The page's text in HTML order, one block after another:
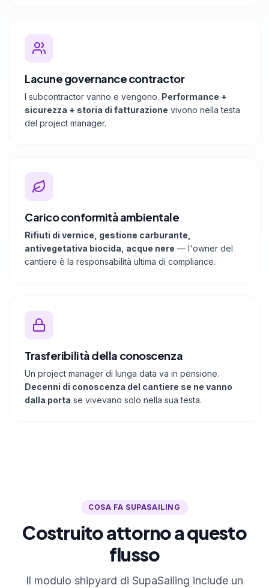
Lacune governance contractor
I subcontractor vanno e vengono. Performance +
sicurezza + storia di fatturazione vivono nella testa
del project manager.
Carico conformità ambientale
Rifiuti di vernice, gestione carburante,
antivegetativa biocida, acque nere — l'owner del
cantiere è la responsabilità ultima di compliance.
Trasferibilità della conoscenza
Un project manager di lunga data va in pensione.
Decenni di conoscenza del cantiere se ne vanno
dalla porta se vivevano solo nella sua testa.
COSA FA SUPASAILING
Costruito attorno a questo
flusso
Il modulo shipyard di SupaSailing include un